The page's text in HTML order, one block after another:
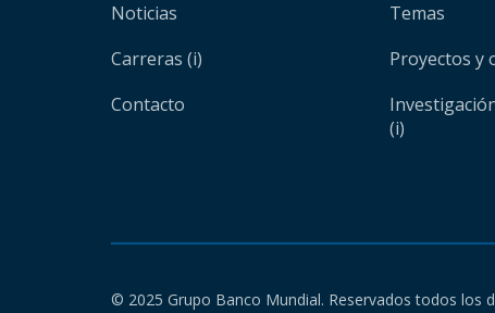
Noticias
Carreras (i)
Contacto
Temas
Proyectos y
(i)
© 2025 Grupo Banco Mundial. Reservados todos los